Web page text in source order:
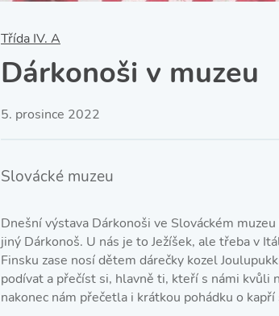
Třída IV. A
Dárkonoši v muzeu
5. prosince 2022
Slovácké muzeu
Dnešní výstava Dárkonoši ve Slováckém
jiný Dárkonoš. U nás je to Ježíšek, ale třeba v
Finsku zase nosí dětem dárečky kozel
podívat a přečíst si, hlavně ti, kteří s námi kvůli
nakonec nám přečetla i krátkou pohádku o